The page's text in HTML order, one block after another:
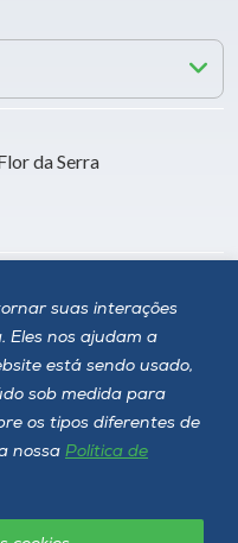
suas interações
Eles nos ajudam a
está sendo usado,
sob medida para
os tipos diferentes de
nossa Política de
da Serra